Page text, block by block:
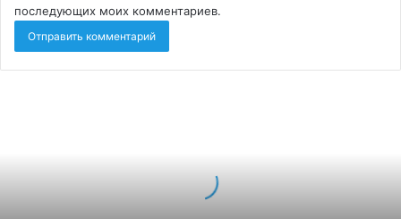
последующих моих комментариев.